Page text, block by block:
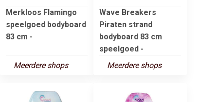
Merkloos Flamingo
speelgoed bodyboard
83 cm -
Meerdere shops
Wave Breakers
Piraten strand
bodyboard 83 cm
speelgoed -
Meerdere shops